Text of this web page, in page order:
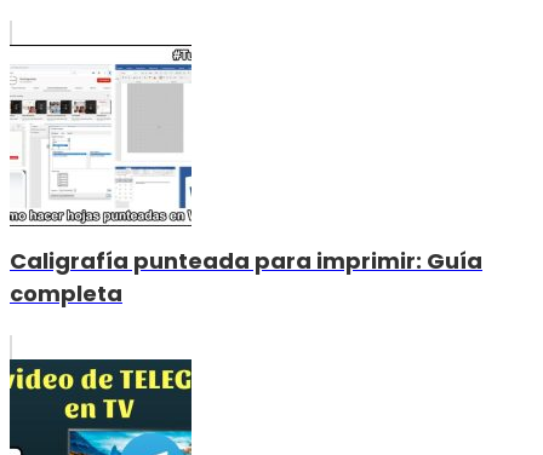
Caligrafía punteada para imprimir: Guía
completa